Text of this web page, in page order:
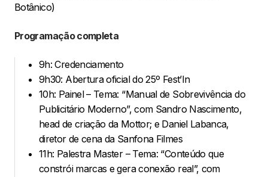
Botânico)
Programação completa
9h: Credenciamento
9h30: Abertura oficial do 25º Fest’In
10h: Painel – Tema: “Manual de Sobrevivência do
Publicitário Moderno”, com Sandro Nascimento,
head de criação da Mottor; e Daniel Labanca,
diretor de cena da Sanfona Filmes
11h: Palestra Master – Tema: “Conteúdo que
constrói marcas e gera conexão real”, com